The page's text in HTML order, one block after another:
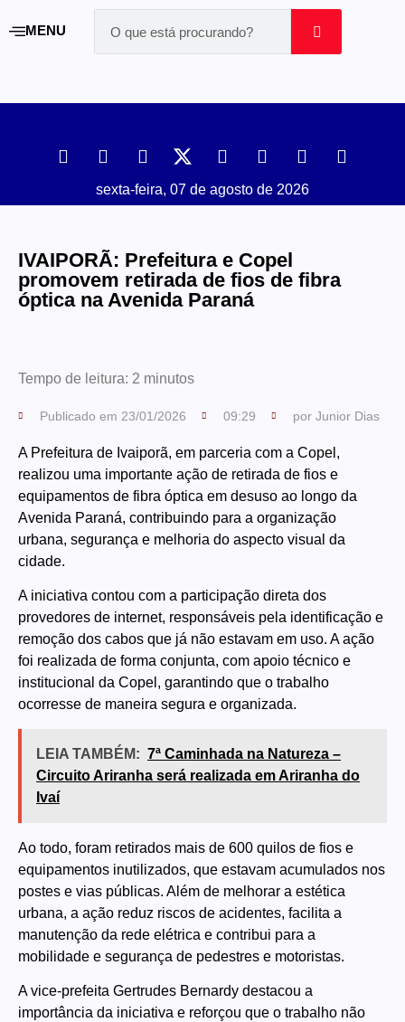
MENU
sexta-feira, 07 de agosto de 2026
IVAIPORÃ: Prefeitura e Copel
promovem retirada de fios de fibra
óptica na Avenida Paraná
Tempo de leitura: 2 minutos
Publicado em 23/01/2026 09:29 por Junior Dias
A Prefeitura de Ivaiporã, em parceria com a Copel,
realizou uma importante ação de retirada de fios e
equipamentos de fibra óptica em desuso ao longo da
Avenida Paraná, contribuindo para a organização
urbana, segurança e melhoria do aspecto visual da
cidade.
A iniciativa contou com a participação direta dos
provedores de internet, responsáveis pela identificação e
remoção dos cabos que já não estavam em uso. A ação
foi realizada de forma conjunta, com apoio técnico e
institucional da Copel, garantindo que o trabalho
ocorresse de maneira segura e organizada.
LEIA TAMBÉM: 7ª Caminhada na Natureza –
Circuito Ariranha será realizada em Ariranha do
Ivaí
Ao todo, foram retirados mais de 600 quilos de fios e
equipamentos inutilizados, que estavam acumulados nos
postes e vias públicas. Além de melhorar a estética
urbana, a ação reduz riscos de acidentes, facilita a
manutenção da rede elétrica e contribui para a
mobilidade e segurança de pedestres e motoristas.
A vice-prefeita Gertrudes Bernardy destacou a
importância da iniciativa e reforçou que o trabalho não